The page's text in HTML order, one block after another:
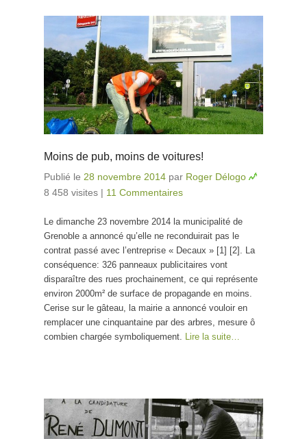
Moins de pub, moins de voitures!
Publié le 28 novembre 2014 par Roger Délogo
8 458 visites | 11 Commentaires
Le dimanche 23 novembre 2014 la municipalité de
Grenoble a annoncé qu’elle ne reconduirait pas le
contrat passé avec l’entreprise « Decaux » [1] [2]. La
conséquence: 326 panneaux publicitaires vont
disparaître des rues prochainement, ce qui représente
environ 2000m² de surface de propagande en moins.
Cerise sur le gâteau, la mairie a annoncé vouloir en
remplacer une cinquantaine par des arbres, mesure ô
combien chargée symboliquement. Lire la suite…